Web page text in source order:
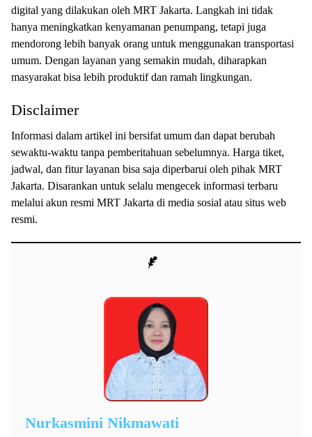
digital yang dilakukan oleh MRT Jakarta. Langkah ini tidak
hanya meningkatkan kenyamanan penumpang, tetapi juga
mendorong lebih banyak orang untuk menggunakan transportasi
umum. Dengan layanan yang semakin mudah, diharapkan
masyarakat bisa lebih produktif dan ramah lingkungan.
Disclaimer
Informasi dalam artikel ini bersifat umum dan dapat berubah
sewaktu-waktu tanpa pemberitahuan sebelumnya. Harga tiket,
jadwal, dan fitur layanan bisa saja diperbarui oleh pihak MRT
Jakarta. Disarankan untuk selalu mengecek informasi terbaru
melalui akun resmi MRT Jakarta di media sosial atau situs web
resmi.
Nurkasmini Nikmawati